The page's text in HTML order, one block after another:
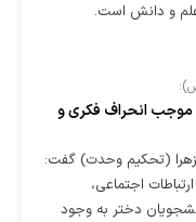
و دانش است.
موجب انحراف فکری و
(تحکیم وحدت) گفت:
اجتماعی،
دختر به وجود